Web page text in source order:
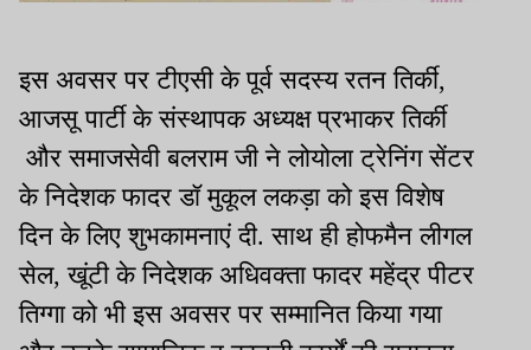
इस अवसर पर टीएसी के पूर्व सदस्य रतन तिर्की,
आजसू पार्टी के संस्थापक अध्यक्ष प्रभाकर तिर्की
और समाजसेवी बलराम जी ने लोयोला ट्रेनिंग सेंटर
के निदेशक फादर डॉ मुकूल लकड़ा को इस विशेष
दिन के लिए शुभकामनाएं दी. साथ ही होफमैन लीगल
सेल, खूंटी के निदेशक अधिवक्ता फादर महेंद्र पीटर
तिग्गा को भी इस अवसर पर सम्मानित किया गया